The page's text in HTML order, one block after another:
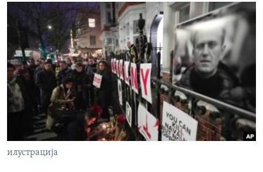
ПОДКАСТ ЗОШТО?
СЛЕДЕТЕ НЕ
РСЕ веб страници
илустрација